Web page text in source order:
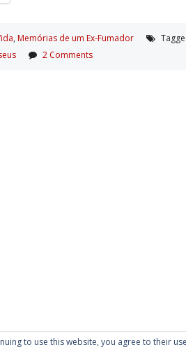
, Memórias de um Ex-Fumador
2 Comments
to use this website, you agree to their